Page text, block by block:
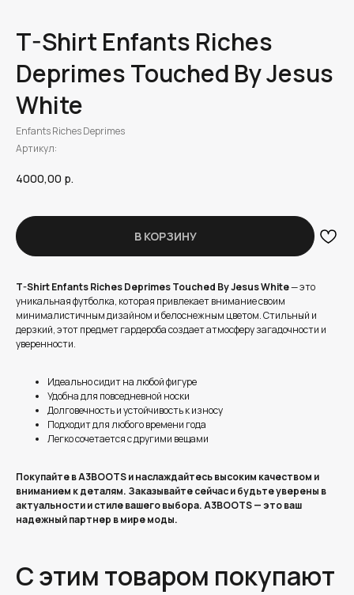
T-Shirt Enfants Riches
Deprimes Touched By Jesus
White
Enfants Riches Deprimes
Артикул:
4000,00 р.
В КОРЗИНУ
T-Shirt Enfants Riches Deprimes Touched By Jesus White— это
уникальная футболка, которая привлекает внимание своим
минималистичным дизайном и белоснежным цветом. Стильный и
дерзкий, этот предмет гардероба создает атмосферу загадочности и
уверенности.
Идеально сидит на любой фигуре
Удобна для повседневной носки
Долговечность и устойчивость к износу
Подходит для любого времени года
Легко сочетается с другими вещами
Покупайте в A3BOOTS и наслаждайтесь высоким качеством и
вниманием к деталям. Заказывайте сейчас и будьте уверены в
актуальности и стиле вашего выбора. A3BOOTS — это ваш
надежный партнер в мире моды.
С этим товаром покупают